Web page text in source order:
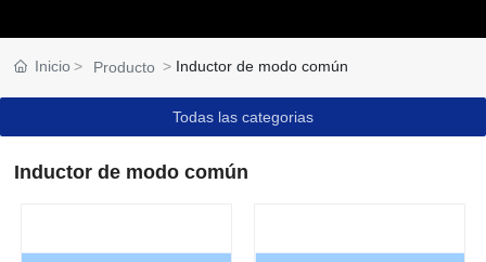
Inicio Producto Inductor de modo común
Todas las categorias
Inductor de modo común